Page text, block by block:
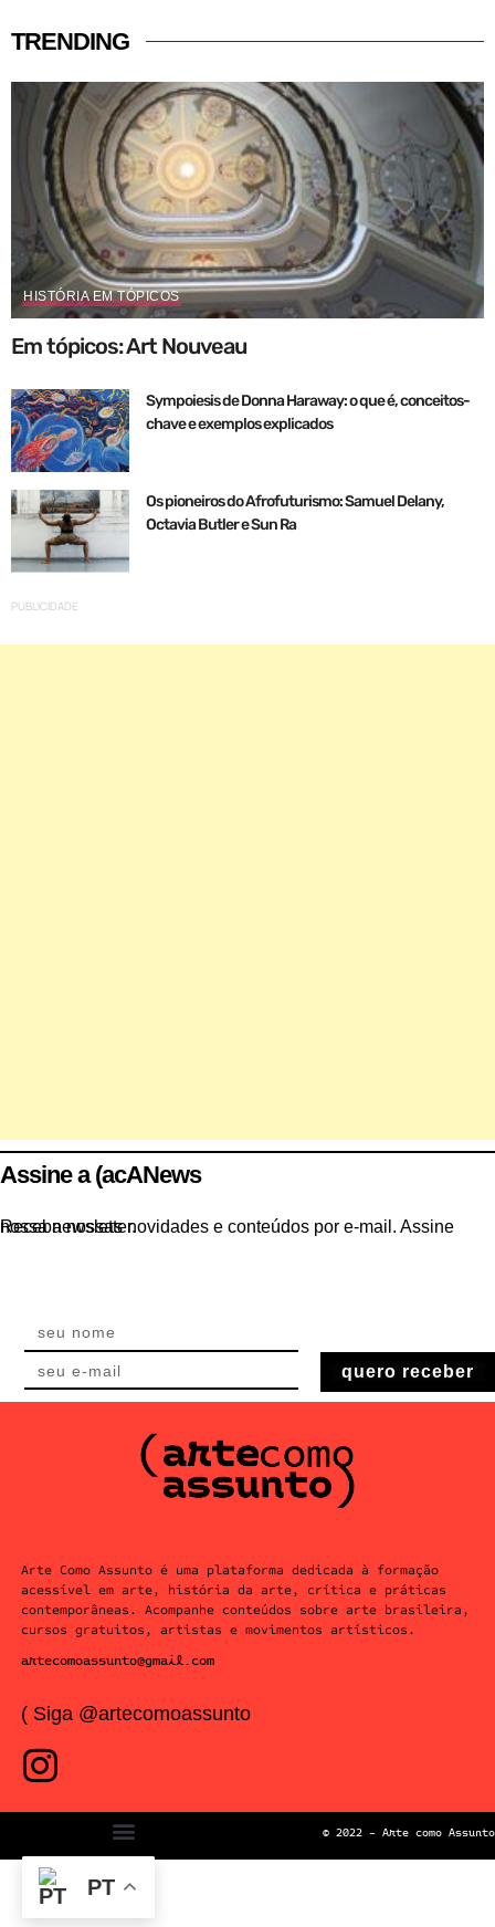
TRENDING
HISTÓRIA EM TÓPICOS
Em tópicos: Art Nouveau
Sympoiesis de Donna Haraway: o que é, conceitos-
chave e exemplos explicados
Os pioneiros do Afrofuturismo: Samuel Delany,
Octavia Butler e Sun Ra
PUBLICIDADE
Assine a (acANews
Receba nossas novidades e conteúdos por e-mail. Assine nossa newsletter.
quero receber
Arte Como Assunto é uma plataforma dedicada à formação
acessível em arte, história da arte, crítica e práticas
contemporâneas. Acompanhe conteúdos sobre arte brasileira,
cursos gratuitos, artistas e movimentos artísticos.
artecomoassunto@gmail.com
( Siga @artecomoassunto
© 2022 – Arte como Assunto
PT